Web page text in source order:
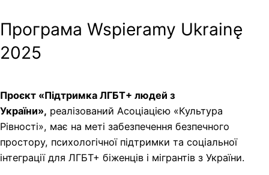
Програма Wspieramy Ukrainę
2025
Проєкт «Підтримка ЛГБТ+ людей з
України», реалізований Асоціацією «Культура
Рівності», має на меті забезпечення безпечного
простору, психологічної підтримки та соціальної
інтеграції для ЛГБТ+ біженців і мігрантів з України.